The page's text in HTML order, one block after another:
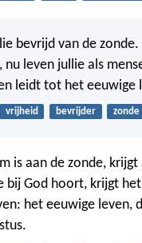
bevrijd van de
nu leven jullie als
leidt tot het eeuwige
vrijheid bevrijder zonde
is aan de zonde, krijgt
bij God hoort, krijgt
het eeuwige leven,